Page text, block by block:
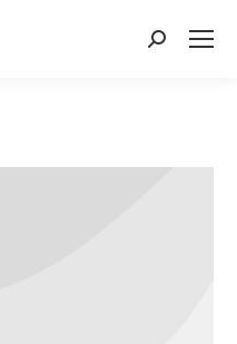
Search: